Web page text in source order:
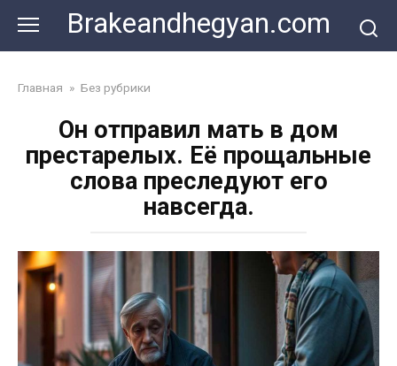
content
Brakeandhegyan.com
Главная » Без рубрики
Он отправил мать в дом
престарелых. Её прощальные
слова преследуют его
навсегда.